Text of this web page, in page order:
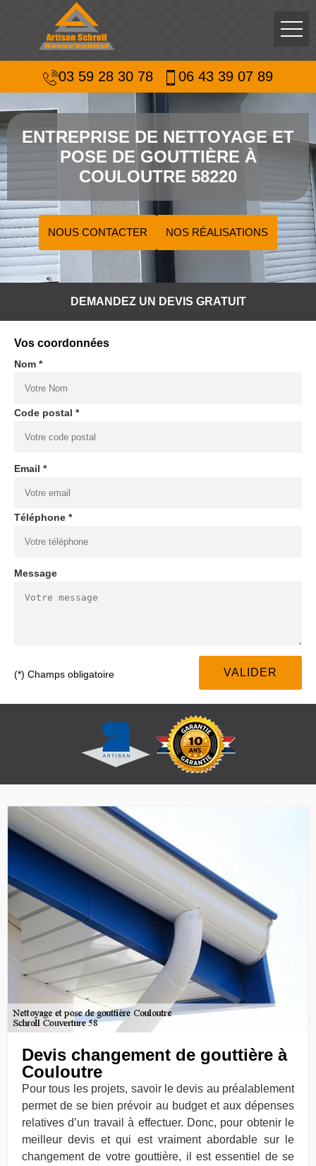
03 59 28 30 78 06 43 39 07 89
ENTREPRISE DE NETTOYAGE ET
POSE DE GOUTTIÈRE À
COULOUTRE 58220
NOUS CONTACTER NOS RÉALISATIONS
DEMANDEZ UN DEVIS GRATUIT
Vos coordonnées
Nom *
Code postal *
Email *
Téléphone *
Message
(*) Champs obligatoire
Devis changement de gouttière à
Couloutre
Pour tous les projets, savoir le devis au préalablement
permet de se bien prévoir au budget et aux dépenses
relatives d’un travail à effectuer. Donc, pour obtenir le
meilleur devis et qui est vraiment abordable sur le
changement de votre gouttière, il est essentiel de se